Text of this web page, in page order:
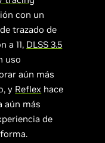
con un
trazado de
a 11, DLSS 3.5
uso
aún más
y Reflex hace
aún más
de